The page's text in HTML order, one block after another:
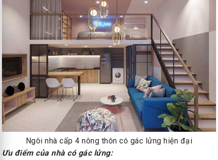
Ngôi nhà cấp 4 nông thôn có gác lửng hiện đại
Ưu điểm của nhà có gác lửng: